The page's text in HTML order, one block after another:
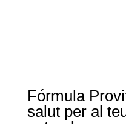
Fórmula
salut per al